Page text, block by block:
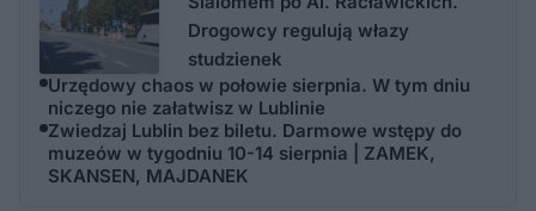
Drogowcy regulują włazy
studzienek
Urzędowy chaos w połowie sierpnia. W tym dniu
niczego nie załatwisz w Lublinie
Zwiedzaj Lublin bez biletu. Darmowe wstępy do
muzeów w tygodniu 10-14 sierpnia | ZAMEK,
SKANSEN, MAJDANEK